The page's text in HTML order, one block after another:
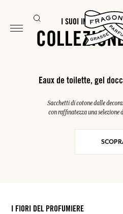
I SUOI
Eaux de toilette, gel
Sacchetti di cotone dalle
con raffinatezza una selezione
I FIORI DEL PROFUMIERE